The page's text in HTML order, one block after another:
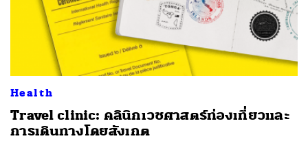
Health
Travel clinic: คลินิกเวชศาสตร์ท่องเที่ยวและ
การเดินทางโดยสังเกต